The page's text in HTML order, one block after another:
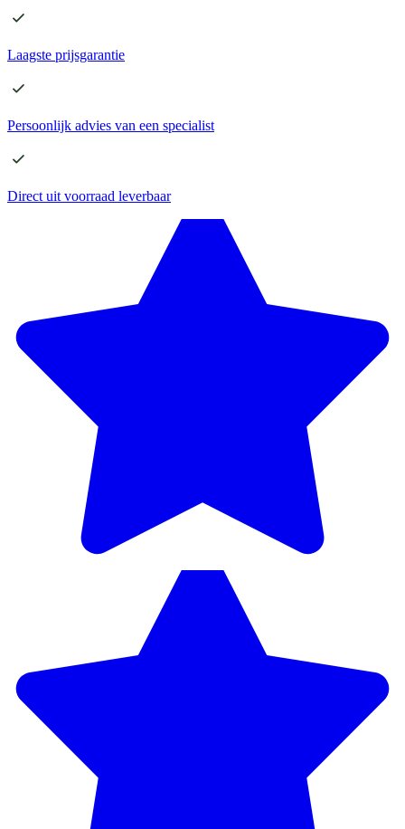
Laagste prijsgarantie
Persoonlijk advies van een specialist
Direct uit voorraad leverbaar